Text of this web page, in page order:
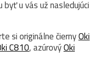
byť u vás už nasledujúci
si originálne čiernyOki
C810, azúrovýOki